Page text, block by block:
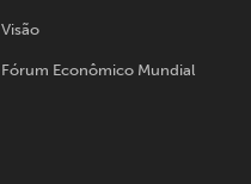
Visão
Fórum Econômico Mundial